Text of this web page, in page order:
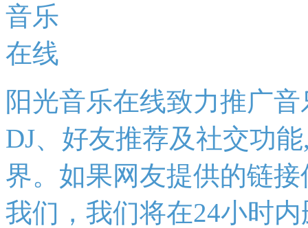
阳光音乐在线致力推广
DJ、好友推荐及社交功
界。如果网友提供的链
我们，我们将在24小时